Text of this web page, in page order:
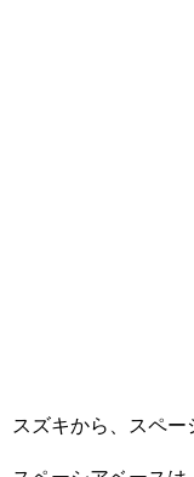
スズキから、スペー